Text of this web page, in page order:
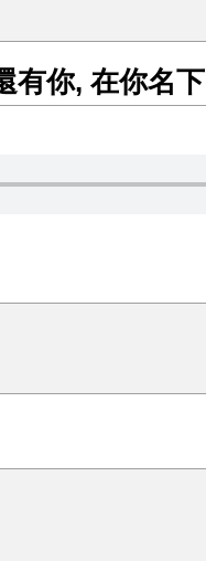
有你, 在你名下